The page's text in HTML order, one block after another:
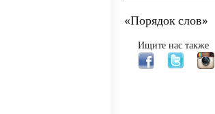
«Порядок слов»
Ищите нас также